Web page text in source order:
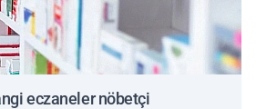
eczaneler nöbetçi